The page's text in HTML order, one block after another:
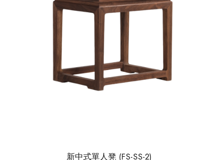
新中式單人凳 (FS-SS-2)